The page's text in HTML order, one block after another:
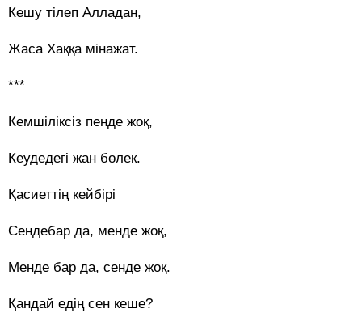
Кешу тілеп Алладан,
Жаса Хаққа мінажат.
***
Кемшіліксіз пенде жоқ,
Кеудедегі жан бөлек.
Қасиеттің кейбірі
Сендебар да, менде жоқ,
Менде бар да, сенде жоқ.
Қандай едің сен кеше?